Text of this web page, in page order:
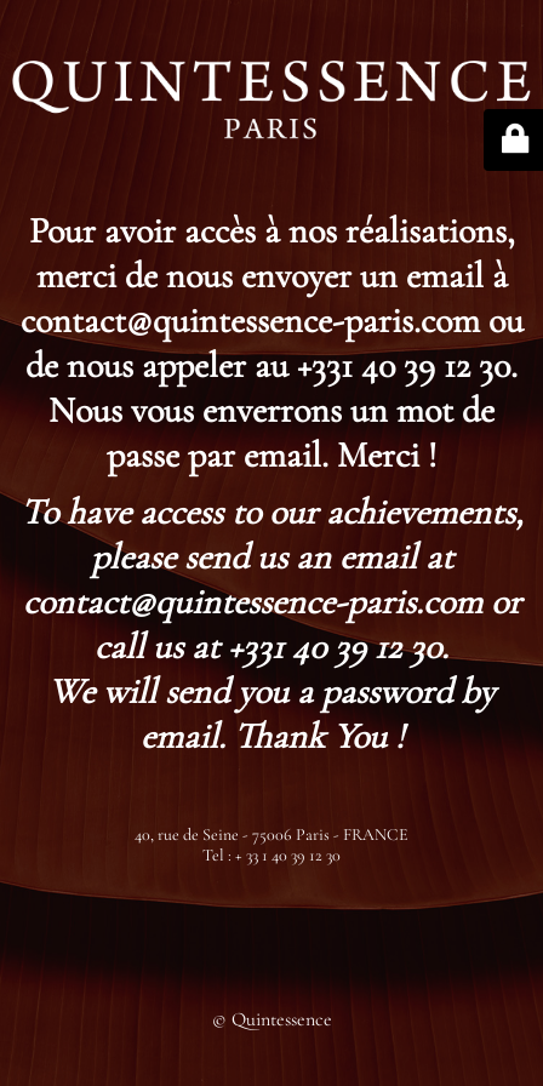
Pour avoir accès à nos réalisations,
merci de nous envoyer un email à
contact@quintessence-paris.com ou
de nous appeler au +331 40 39 12 30.
Nous vous enverrons un mot de
passe par email. Merci !
To have access to our achievements,
please send us an email at
contact@quintessence-paris.com or
call us at +331 40 39 12 30.
We will send you a password by
email. Thank You !
40, rue de Seine - 75006 Paris - FRANCE
Tel : + 33 1 40 39 12 30
© Quintessence